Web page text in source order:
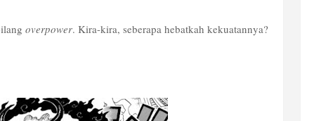
overpower. Kira-kira, seberapa hebatkah kekuatannya?